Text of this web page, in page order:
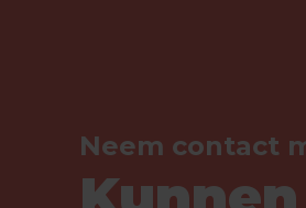
Neem contact